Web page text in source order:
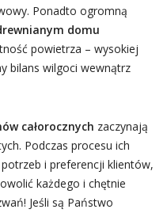
Ponadto ogromną
domu
powietrza – wysokiej
bilans wilgoci wewnątrz
całorocznych zaczynają
Podczas procesu ich
i preferencji klientów,
każdego i chętnie
Jeśli są Państwo